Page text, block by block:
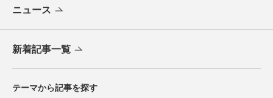
ニュース
新着記事一覧
テーマから記事を探す